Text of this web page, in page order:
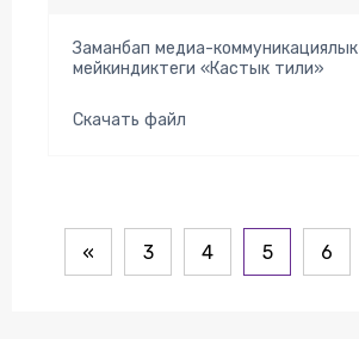
Заманбап медиа-коммуникациялык
мейкиндиктеги «Кастык тили»
Скачать файл
« 3 4 5 6